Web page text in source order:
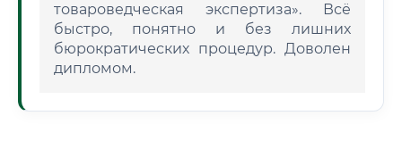
товароведческая экспертиза». Всё
быстро, понятно и без лишних
бюрократических процедур. Доволен
дипломом.